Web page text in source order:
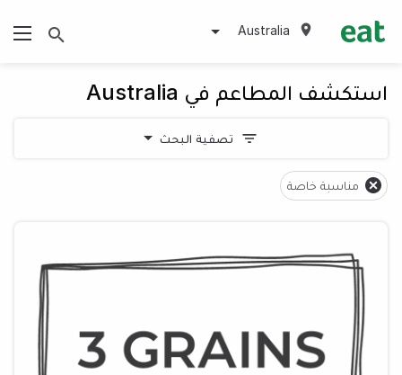
Australia
استكشف المطاعم في Australia
تصفية البحث
مناسبة خاصة